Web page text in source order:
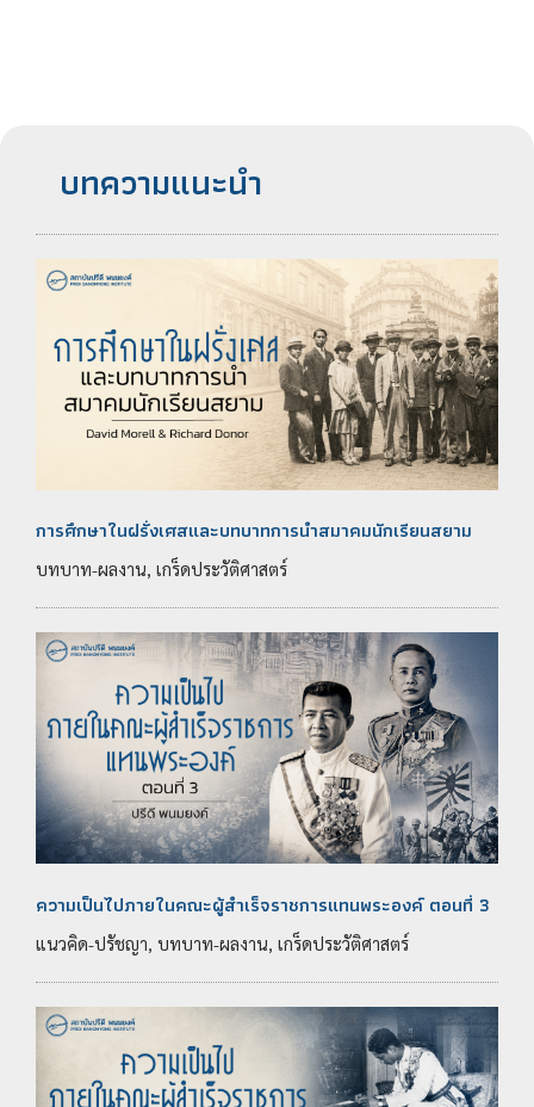
บทความแนะนำ
การศึกษาในฝรั่งเศสและบทบาทการนำสมาคมนักเรียนสยาม
บทบาท-ผลงาน, เกร็ดประวัติศาสตร์
ความเป็นไปภายในคณะผู้สำเร็จราชการแทนพระองค์ ตอนที่ 3
แนวคิด-ปรัชญา, บทบาท-ผลงาน, เกร็ดประวัติศาสตร์